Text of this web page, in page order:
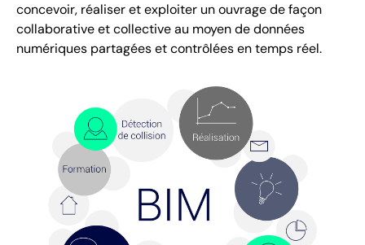
concevoir, réaliser et exploiter un ouvrage de façon
collaborative et collective au moyen de données
numériques partagées et contrôlées en temps réel.